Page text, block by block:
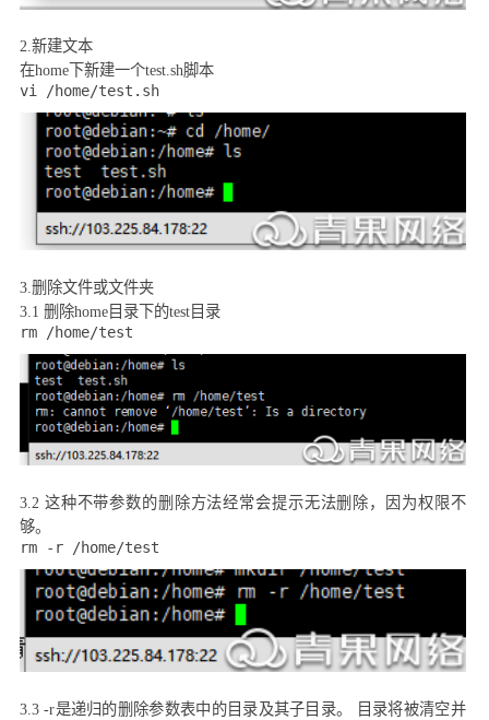
2.新建文本
在home下新建一个test.sh脚本
vi /home/test.sh
3. 删除文件或文件夹
3.1 删除home目录下的test目录
rm /home/test
3.2 这种不带参数的删除方法经常会提示无法删除，因为权限不
够。
rm -r /home/test
3.3 -r是递归的删除参数表中的目录及其子目录。 目录将被清空并